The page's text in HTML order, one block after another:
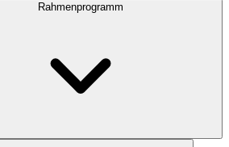
Rahmenprogramm